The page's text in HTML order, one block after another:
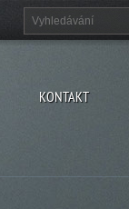
KONTAKT